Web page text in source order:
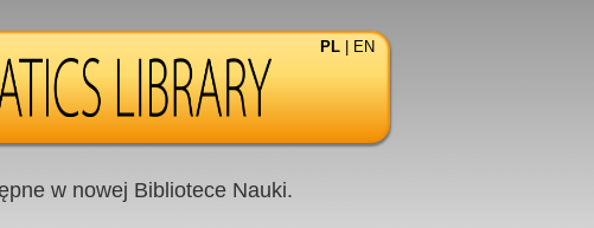
PL EN
w nowej Bibliotece Nauki.